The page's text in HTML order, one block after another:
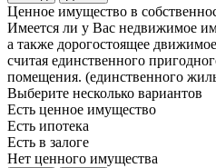
Ценное имущество в
Имеется ли у Вас недвижимое
а также дорогостоящее
считая единственного
помещения. (единственного
Выберите несколько вариантов
Есть ценное имущество
Есть ипотека
Есть в залоге
Нет ценного имущества